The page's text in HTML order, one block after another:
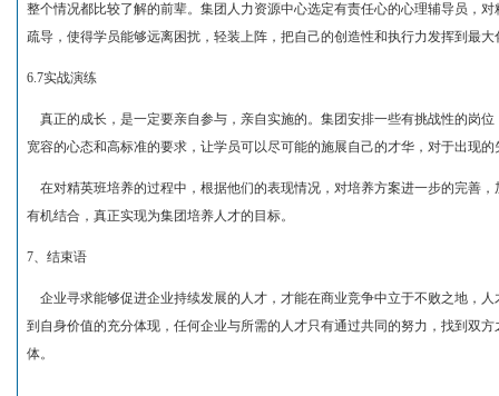
整个情况都比较了解的前辈。集团人力资源中心选定有责任心的心理辅导员，
疏导，使得学员能够远离困扰，轻装上阵，把自己的创造性和执行力发挥到最大
6.7实战演练
真正的成长，是一定要亲自参与，亲自实施的。集团安排一些有挑战性的岗
宽容的心态和高标准的要求，让学员可以尽可能的施展自己的才华，对于出现
在对精英班培养的过程中，根据他们的表现情况，对培养方案进一步的完善
有机结合，真正实现为集团培养人才的目标。
7、结束语
企业寻求能够促进企业持续发展的人才，才能在商业竞争中立于不败之地，
到自身价值的充分体现，任何企业与所需的人才只有通过共同的努力，找到双
体。